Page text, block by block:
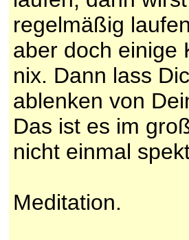
regelmäßig
aber doch einige
nix. Dann lass
ablenken von
Das ist es im
nicht einmal
Meditation.